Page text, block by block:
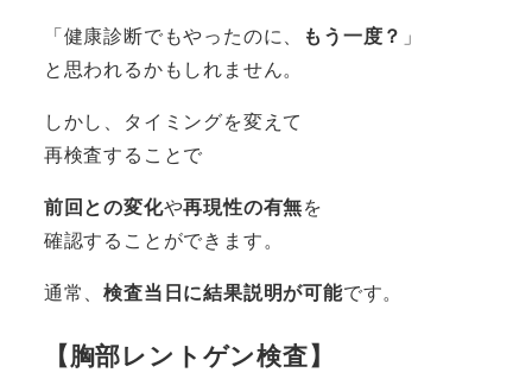
「健康診断でもやったのに、 もう一度？ 」
と思われるかもしれません。
しかし、タイミングを変えて
再検査することで
前回との変化や再現性の有無を
確認することができます。
通常、検査当日に結果説明が可能です。
【胸部レントゲン検査】